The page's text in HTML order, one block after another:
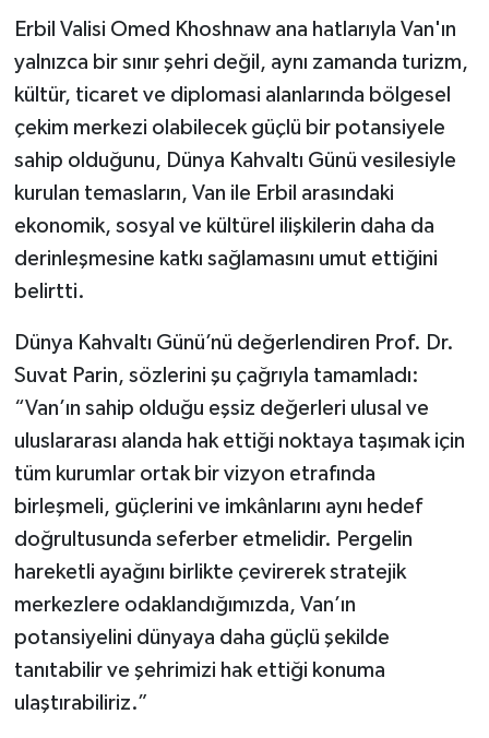
Erbil Valisi Omed Khoshnaw ana hatlarıyla Van'ın
yalnızca bir sınır şehri değil, aynı zamanda turizm,
kültür, ticaret ve diplomasi alanlarında bölgesel
çekim merkezi olabilecek güçlü bir potansiyele
sahip olduğunu, Dünya Kahvaltı Günü vesilesiyle
kurulan temasların, Van ile Erbil arasındaki
ekonomik, sosyal ve kültürel ilişkilerin daha da
derinleşmesine katkı sağlamasını umut ettiğini
belirtti.
Dünya Kahvaltı Günü’nü değerlendiren Prof. Dr.
Suvat Parin, sözlerini şu çağrıyla tamamladı:
“Van’ın sahip olduğu eşsiz değerleri ulusal ve
uluslararası alanda hak ettiği noktaya taşımak için
tüm kurumlar ortak bir vizyon etrafında
birleşmeli, güçlerini ve imkânlarını aynı hedef
doğrultusunda seferber etmelidir. Pergelin
hareketli ayağını birlikte çevirerek stratejik
merkezlere odaklandığımızda, Van’ın
potansiyelini dünyaya daha güçlü şekilde
tanıtabilir ve şehrimizi hak ettiği konuma
ulaştırabiliriz.”